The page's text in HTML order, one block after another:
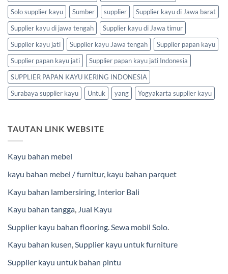
Solo supplier kayu
Sumber supplier
Supplier kayu di Jawa barat
Supplier kayu di jawa tengah
Supplier kayu di Jawa timur
Supplier kayu jati
Supplier kayu Jawa tengah
Supplier papan kayu
Supplier papan kayu jati
Supplier papan kayu jati Indonesia
SUPPLIER PAPAN KAYU KERING INDONESIA
Surabaya supplier kayu
Untuk yang Yogyakarta supplier kayu
TAUTAN LINK WEBSITE
Kayu bahan mebel
kayu bahan mebel / furnitur, kayu bahan parquet
Kayu bahan lambersiring Interior Bali
Kayu bahan tangga, Jual Kayu
Supplier kayu bahan flooring Sewa mobil Solo
Kayu bahan kusen,Supplier kayu untuk furniture
Supplier kayu untuk bahan pintu